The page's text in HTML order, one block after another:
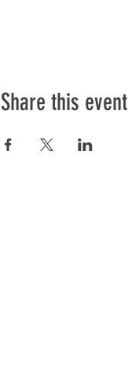
Share this event